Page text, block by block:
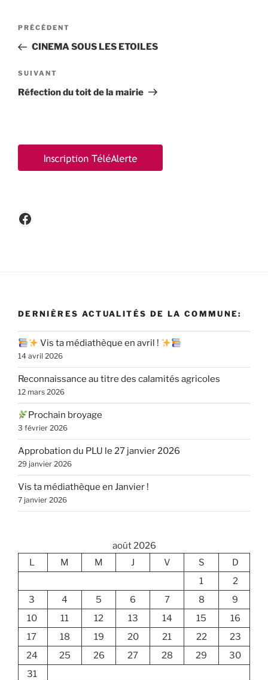
Navigation
l’article
Article
précédent
PRÉCÉDENT
CINEMA SOUS LES ETOILES
Article
suivant
SUIVANT
Réfection du toit de la mairie
Facebook
DERNIÈRES ACTUALITÉS DE LA COMMUNE:
Vis ta médiathèque en avril !
14 avril 2026
Reconnaissance au titre des calamités agricoles
12 mars 2026
Prochain broyage
3 février 2026
Approbation du PLU le 27 janvier 2026
29 janvier 2026
Vis ta médiathèque en Janvier !
7 janvier 2026
août 2026
L
M M J V S
D
1
2
3
4 5 6 7 8
9
10
11 12 13 14 15
16
17
18 19 20 21 22
23
24
25 26 27 28 29
30
31